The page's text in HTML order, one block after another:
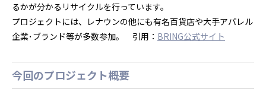
るかが分かるリサイクルを行っています。
プロジェクトには、レナウンの他にも有名百貨店や大手アパレル
企業･ブランド等が多数参加。 引用： BRING公式サイト
今回のプロジェクト概要